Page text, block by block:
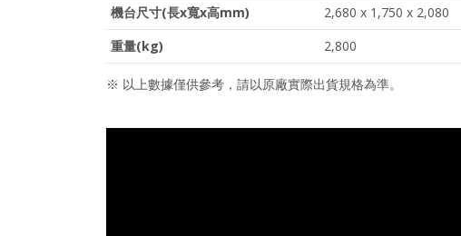
機台尺寸(長x寬x高mm) 2,680 x 1,750 x 2,080
重量(kg)
2,800
※ 以上數據僅供參考，請以原廠實際出貨規格為準。